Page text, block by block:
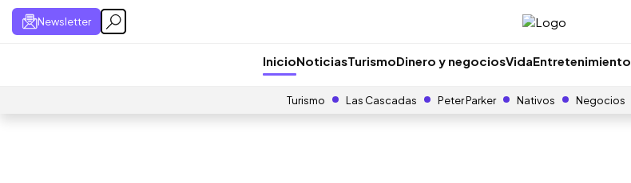
Newsletter
InicioNoticiasTurismoDinero y negociosVidaEntretenimiento
Turismo Las Cascadas Peter Parker Nativos Negocios